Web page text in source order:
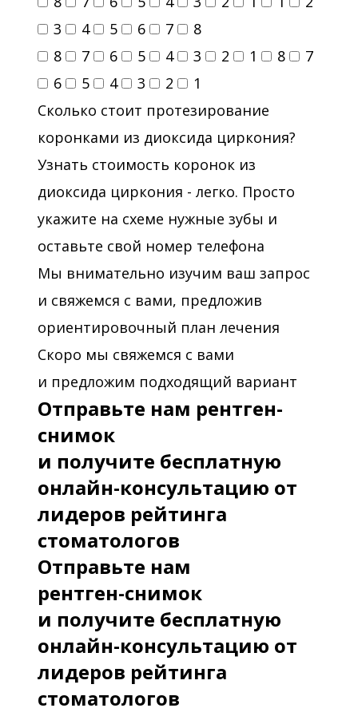
2012 - Семинар "Восстановление
анатомической формы передней и
боковой группы зубов в эстетических
реставрациях", Dentsply/Maillifer
квалификации "Современные
технологии нехирургического
лечения пародонта с
использованием системы "Вектор" на
базе Стоматологического колледжа
№1
2015 - Лекционно-практический курс
восстановлению фронтальной
группы зубов: успешное выполнения
реставраций и предотвращение
ошибок и осложнений» ( «Keer»)
2015 - Лекционно-практический курс
«Успешное выполнение непрямых
жевательных зубов. Эстетика и
функция
2015 - Тренинг «CAD-CAM cистема
CEREC- основы сканирования,
моделирования и изготовления
3
4 5 6 7
8
8
7 6 5 4 3 2 1 8
7
6
5 4 3 2
1
Сколько стоит протезирование
коронками из диоксида циркония?
Узнать стоимость коронок из
диоксида циркония - легко. Просто
укажите на схеме нужные зубы и
оставьте свой номер телефона
Мы внимательно изучим ваш запрос
и свяжемся с вами, предложив
ориентировочный план лечения
Скоро мы свяжемся с вами
и предложим подходящий вариант
Отправьте нам рентген-
снимок
и получите бесплатную
онлайн-консультацию от
лидеров рейтинга
стоматологов
Отправьте нам
рентген-снимок
и получите бесплатную
онлайн-консультацию от
лидеров рейтинга
стоматологов